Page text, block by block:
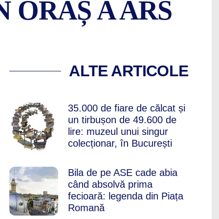
ORAȘ A ARS
UN
ALTE ARTICOLE
35.000 de fiare de călcat și
un tirbușon de 49.600 de
lire: muzeul unui singur
colecționar, în București
Bila de pe ASE cade abia
când absolvă prima
fecioară: legenda din Piața
Romană